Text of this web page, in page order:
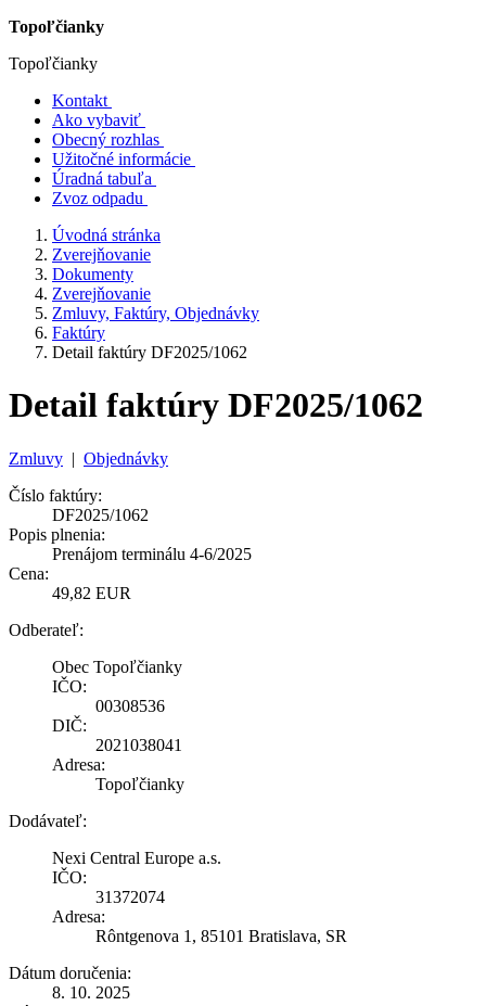
Topoľčianky
Topoľčianky
Kontakt
Ako vybaviť
Obecný rozhlas
Užitočné informácie
Úradná tabuľa
Zvoz odpadu
Úvodná stránka
Zverejňovanie
Dokumenty
Zverejňovanie
Zmluvy, Faktúry, Objednávky
Faktúry
Detail faktúry DF2025/1062
Detail faktúry DF2025/1062
Zmluvy | Objednávky
Číslo faktúry:
DF2025/1062
Popis plnenia:
Prenájom terminálu 4-6/2025
Cena:
49,82 EUR
Odberateľ:
Obec Topoľčianky
IČO:
00308536
DIČ:
2021038041
Adresa:
Topoľčianky
Dodávateľ:
Nexi Central Europe a.s.
IČO:
31372074
Adresa:
Rôntgenova 1, 85101 Bratislava, SR
Dátum doručenia:
8. 10. 2025